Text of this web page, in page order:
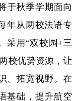
于秋季学期面向
年从两校法语专
采用“双校园+三
校优势资源，让
、拓宽视野。在
基础，提升航空